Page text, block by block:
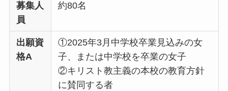
募集人
員
約80名
出願資
格A
①2025年3月中学校卒業見込みの女
子、または中学校を卒業の女子
②キリスト教主義の本校の教育方針
に賛同する者